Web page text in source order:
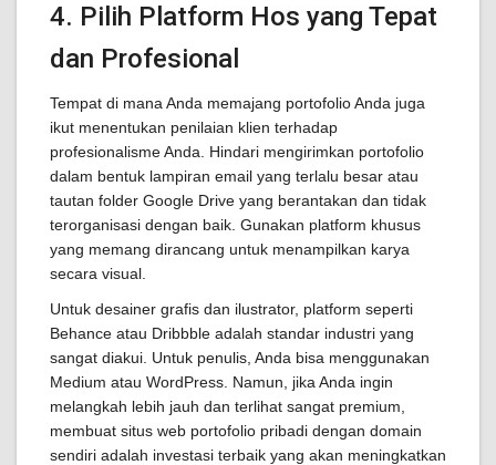
4. Pilih Platform Hos yang Tepat
dan Profesional
Tempat di mana Anda memajang portofolio Anda juga
ikut menentukan penilaian klien terhadap
profesionalisme Anda. Hindari mengirimkan portofolio
dalam bentuk lampiran email yang terlalu besar atau
tautan folder Google Drive yang berantakan dan tidak
terorganisasi dengan baik. Gunakan platform khusus
yang memang dirancang untuk menampilkan karya
secara visual.
Untuk desainer grafis dan ilustrator, platform seperti
Behance atau Dribbble adalah standar industri yang
sangat diakui. Untuk penulis, Anda bisa menggunakan
Medium atau WordPress. Namun, jika Anda ingin
melangkah lebih jauh dan terlihat sangat premium,
membuat situs web portofolio pribadi dengan domain
sendiri adalah investasi terbaik yang akan meningkatkan